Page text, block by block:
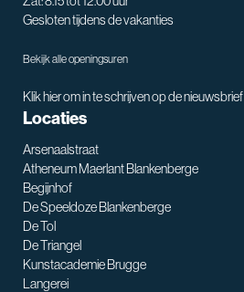
Gesloten tijdens de vakanties
Bekijk alle openingsuren
Klik hier om in te schrijven op de nieuwsbrief
Locaties
Arsenaalstraat
Atheneum Maerlant Blankenberge
Begijnhof
De Speeldoze Blankenberge
De Tol
De Triangel
Kunstacademie Brugge
Langerei
SNT assistent
Waarmee kan ik je helpen?